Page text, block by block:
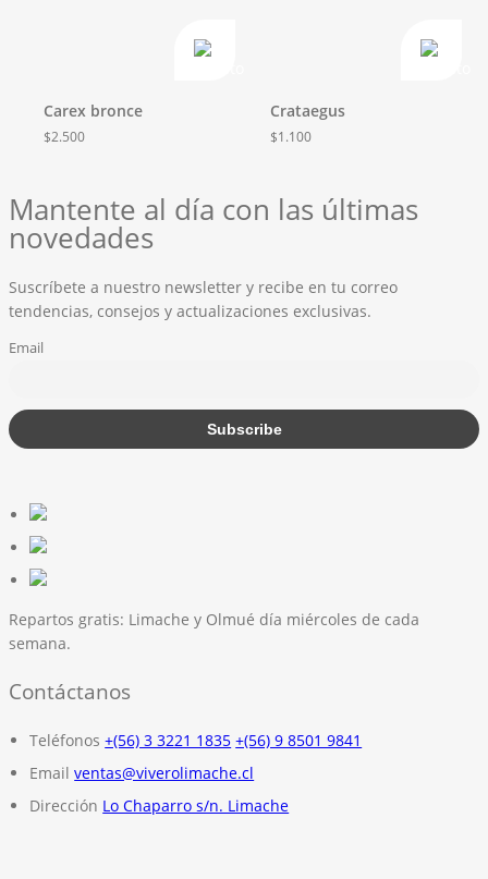
Carex bronce
$2.500
Crataegus
$1.100
Mantente al día con las últimas
novedades
Suscríbete a nuestro newsletter y recibe en tu correo
tendencias, consejos y actualizaciones exclusivas.
Email
Repartos gratis: Limache y Olmué día miércoles de cada
semana.
Contáctanos
Teléfonos +(56) 3 3221 1835 +(56) 9 8501 9841
Email ventas@viverolimache.cl
Dirección Lo Chaparro s/n. Limache